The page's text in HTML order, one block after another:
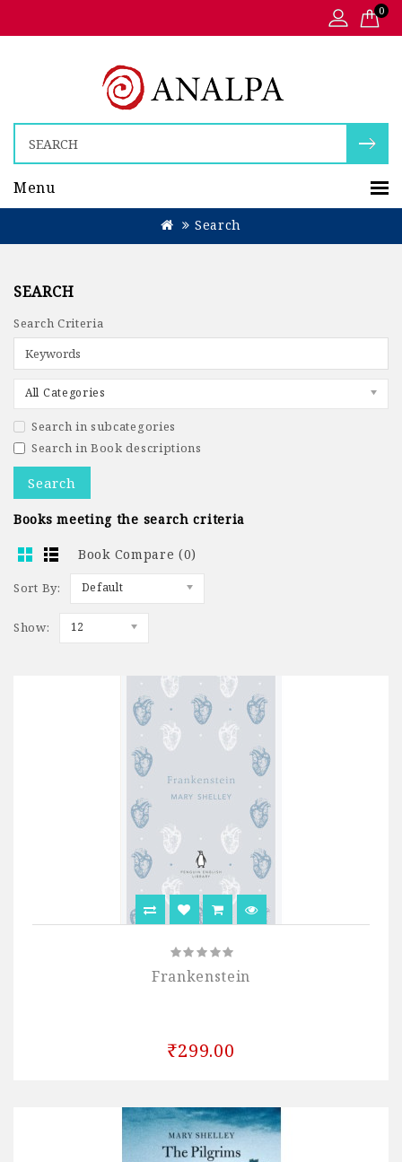
0
Menu
Search
SEARCH
Search Criteria
All Categories
Search in subcategories
Search in Book descriptions
Books meeting the search criteria
Book Compare (0)
Sort By: Default
Show: 12
Frankenstein
₹299.00